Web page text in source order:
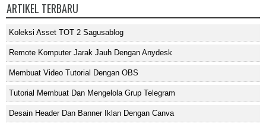
ARTIKEL TERBARU
Koleksi Asset TOT 2 Sagusablog
Remote Komputer Jarak Jauh Dengan Anydesk
Membuat Video Tutorial Dengan OBS
Tutorial Membuat Dan Mengelola Grup Telegram
Desain Header Dan Banner Iklan Dengan Canva